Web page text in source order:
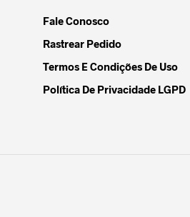
Fale Conosco
Rastrear Pedido
Termos E Condições De Uso
Política De Privacidade LGPD